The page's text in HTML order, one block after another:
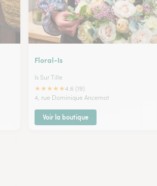
Floral-Is
Is Sur Tille
★★★★★4.6 (19)
4, rue Dominique Ancemot
Voir la boutique